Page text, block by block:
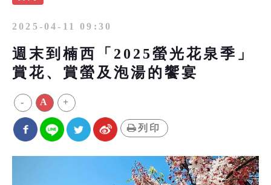
2025-04-11 09:30
週末到楠西「2025螢光花泉季」
賞花、賞螢及泡湯的饗宴
- A +
列印